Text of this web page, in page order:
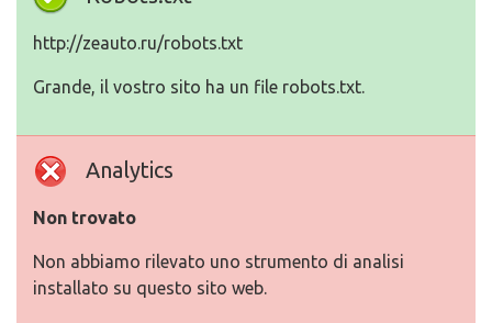
http://zeauto.ru/robots.txt
Grande, il vostro sito ha un file robots.txt.
Analytics
Non trovato
Non abbiamo rilevato uno strumento di analisi
installato su questo sito web.